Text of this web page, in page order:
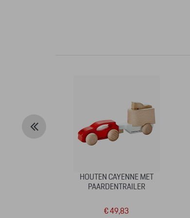
HOUTEN CAYENNE MET
PAARDENTRAILER
€ 49,83